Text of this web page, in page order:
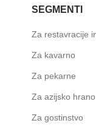
SEGMENTI
Za restavracije
Za kavarno
Za pekarne
Za azijsko hrano
Za gostinstvo